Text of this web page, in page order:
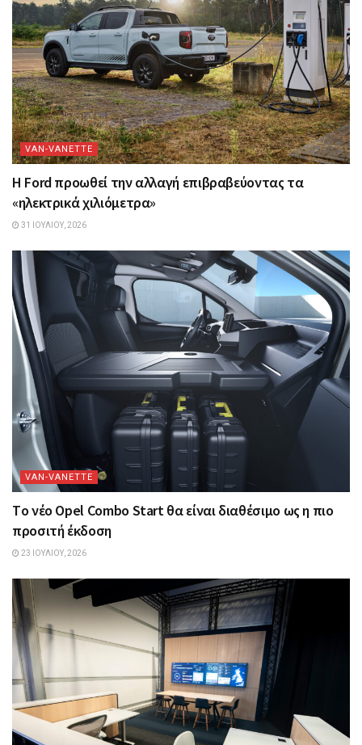
VAN-VANETTΕ
Η Ford προωθεί την αλλαγή επιβραβεύοντας τα
«ηλεκτρικά χιλιόμετρα»
31 ΙΟΥΛΊΟΥ, 2026
VAN-VANETTΕ
Tο νέο Opel Combo Start θα είναι διαθέσιμο ως η πιο
προσιτή έκδοση
23 ΙΟΥΛΊΟΥ, 2026